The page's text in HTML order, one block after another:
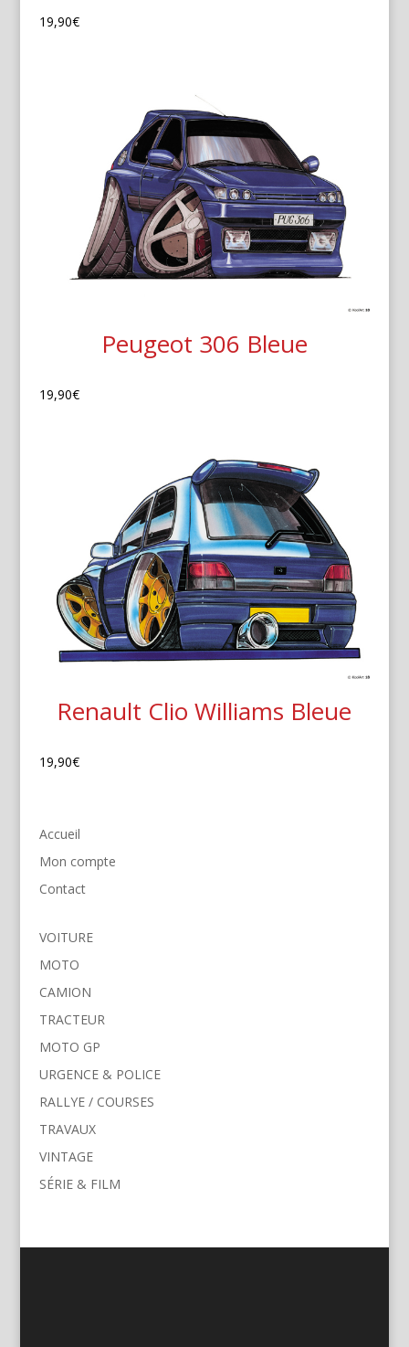
19,90€
Peugeot 306 Bleue
19,90€
Renault Clio Williams Bleue
19,90€
Accueil
Mon compte
Contact
VOITURE
MOTO
CAMION
TRACTEUR
MOTO GP
URGENCE & POLICE
RALLYE / COURSES
TRAVAUX
VINTAGE
SÉRIE & FILM